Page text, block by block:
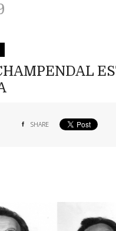
SHARE